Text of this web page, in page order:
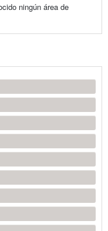
ningún área de